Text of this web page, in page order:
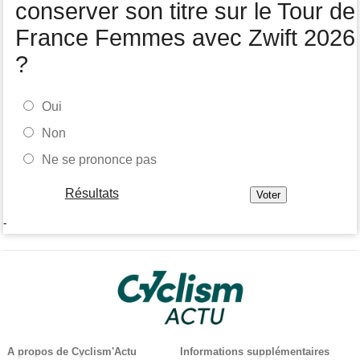
conserver son titre sur le Tour de
France Femmes avec Zwift 2026
?
Oui
Non
Ne se prononce pas
Résultats
-
A propos de Cyclism'Actu Informations supplémentaires